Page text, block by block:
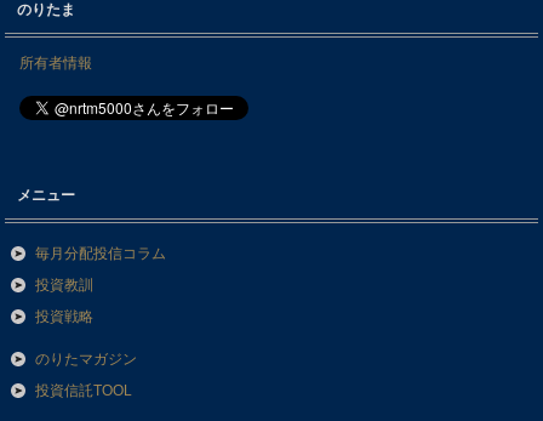
のりたま
所有者情報
メニュー
毎月分配投信コラム
投資教訓
投資戦略
のりたマガジン
投資信託TOOL